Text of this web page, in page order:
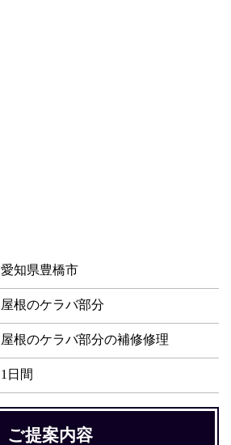
愛知県豊橋市
屋根のケラバ部分
屋根のケラバ部分の補修修理
1日間
ご提案内容